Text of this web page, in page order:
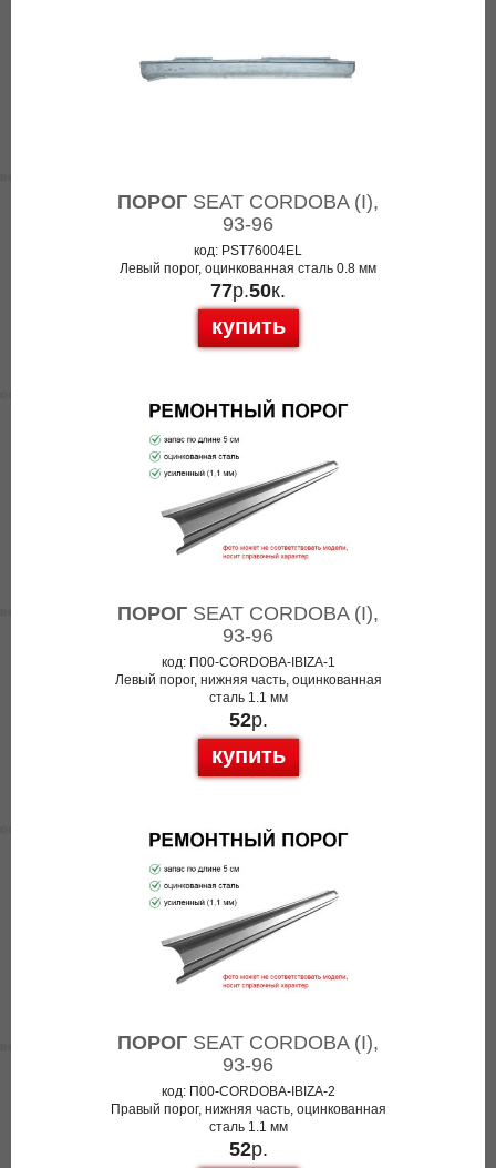
ПОРОГ SEAT CORDOBA (I),
93-96
код: PST76004EL
Левый порог, оцинкованная сталь 0.8 мм
77р.50к.
купить
ПОРОГ SEAT CORDOBA (I),
93-96
код: П00-CORDOBA-IBIZA-1
Левый порог, нижняя часть, оцинкованная
сталь 1.1 мм
52р.
купить
ПОРОГ SEAT CORDOBA (I),
93-96
код: П00-CORDOBA-IBIZA-2
Правый порог, нижняя часть, оцинкованная
сталь 1.1 мм
52р.